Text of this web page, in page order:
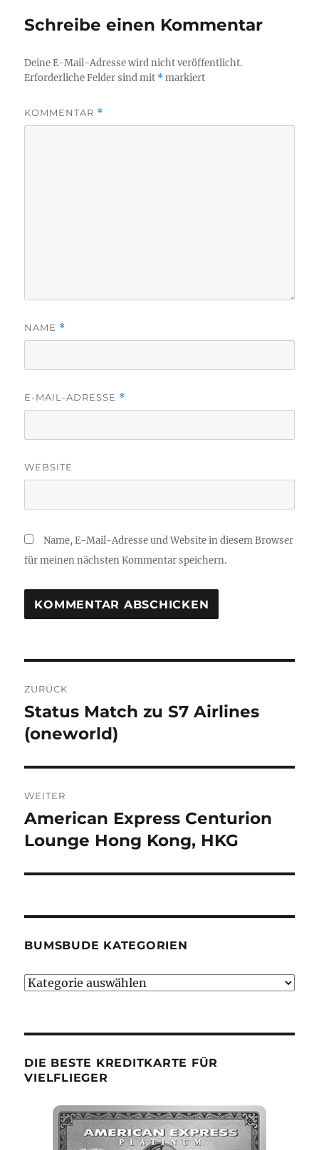
Schreibe einen Kommentar
Deine E-Mail-Adresse wird nicht veröffentlicht.
Erforderliche Felder sind mit *markiert
KOMMENTAR *
NAME *
E-MAIL-ADRESSE *
WEBSITE
Name, E-Mail-Adresse und Website in diesem Browser
für meinen nächsten Kommentar speichern.
ZURÜCK
Vorheriger
Beitrag:
Status Match zu S7 Airlines
(oneworld)
WEITER
Nächster
Beitrag:
American Express Centurion
Lounge Hong Kong, HKG
BUMSBUDE KATEGORIEN
Bumsbude
DIE BESTE KREDITKARTE FÜR
VIELFLIEGER